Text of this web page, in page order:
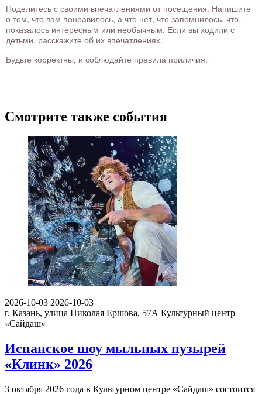
Поделитесь с своими впечатлениями от посещения. Напишите
о том, что вам понравилось, а что нет, что запомнилось, что
показалось интересным или необычным. Если вы ходили с
детьми, расскажите об их впечатлениях.
Будьте корректны, и соблюдайте правила приличия.
Смотрите также события
2026-10-03 2026-10-03
г. Казань, улица Николая Ершова, 57А Культурный центр
«Сайдаш»
Испанское шоу мыльных пузырей
«Клинк» 2026
3 октября 2026 года в Культурном центре «Сайдаш» состоится